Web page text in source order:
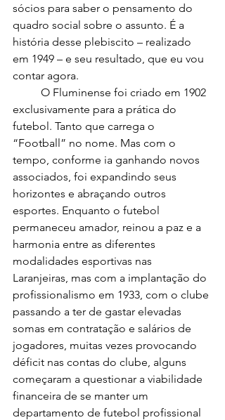
sócios para saber o pensamento do
quadro social sobre o assunto. É a
história desse plebiscito – realizado
em 1949 – e seu resultado, que eu vou
contar agora.
exclusivamente para a prática do
futebol. Tanto que carrega o
“Football” no nome. Mas com o
tempo, conforme ia ganhando novos
associados, foi expandindo seus
horizontes e abraçando outros
esportes. Enquanto o futebol
permaneceu amador, reinou a paz e a
harmonia entre as diferentes
modalidades esportivas nas
Laranjeiras, mas com a implantação do
profissionalismo em 1933, com o clube
passando a ter de gastar elevadas
somas em contratação e salários de
jogadores, muitas vezes provocando
déficit nas contas do clube, alguns
começaram a questionar a viabilidade
financeira de se manter um
departamento de futebol profissional